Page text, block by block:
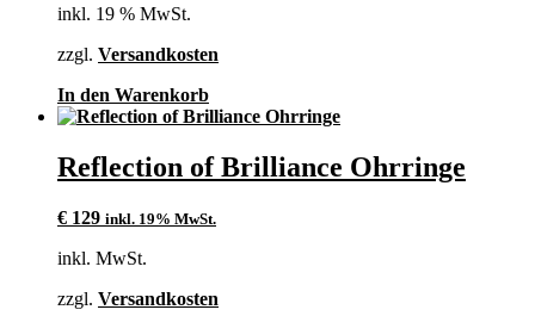
inkl. 19 % MwSt.
zzgl. Versandkosten
In den Warenkorb
Reflection of Brilliance Ohrringe
€ 129 inkl. 19% MwSt.
inkl. MwSt.
zzgl. Versandkosten